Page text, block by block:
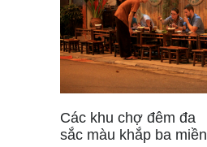
Các khu chợ đêm đa
sắc màu khắp ba miền